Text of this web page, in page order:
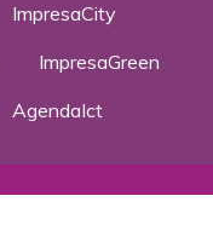
ImpresaCity
ImpresaGreen
AgendaIct